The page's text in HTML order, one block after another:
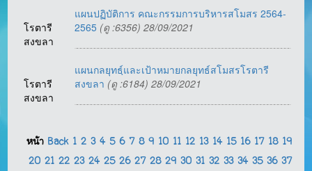
โรตารี
สงขลา
แผนปฏิบัติการ คณะกรรมการบริหารสโมสร 2564-
2565 (ดู :6356) 28/09/2021
โรตารี
สงขลา
แผนกลยุทธ์ฺและเป้าหมายกลยุทธ์สโมสรโรตารี
สงขลา (ดู :6184) 28/09/2021
หน้า Back 1 2 3 4 5 6 7 8 9 10 11 12 13 14 15 16 17 18 19
20 21 22 23 24 25 26 27 28 29 30 31 32 33 34 35 36 37